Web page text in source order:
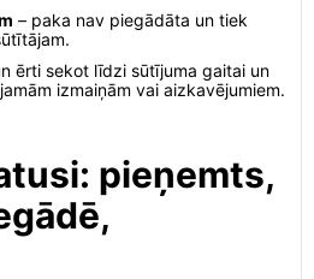
– paka nav piegādāta un tiek
ērti sekot līdzi sūtījuma gaitai un
izmaiņām vai aizkavējumiem.
pieņemts,